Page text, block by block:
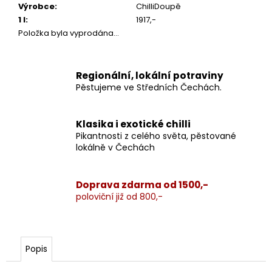
Výrobce:
ChilliDoupě
1 l:
1917,-
Položka byla vyprodána…
Regionální, lokální potraviny
Pěstujeme ve Středních Čechách.
Klasika i exotické chilli
Pikantnosti z celého světa, pěstované
lokálně v Čechách
Doprava zdarma od 1500,-
poloviční již od 800,-
Popis